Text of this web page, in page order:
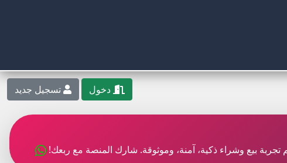
دخول تسجيل جديد
تجربة بيع وشراء ذكية، آمنة، وموثوقة. شارك المنصة مع ربعك!